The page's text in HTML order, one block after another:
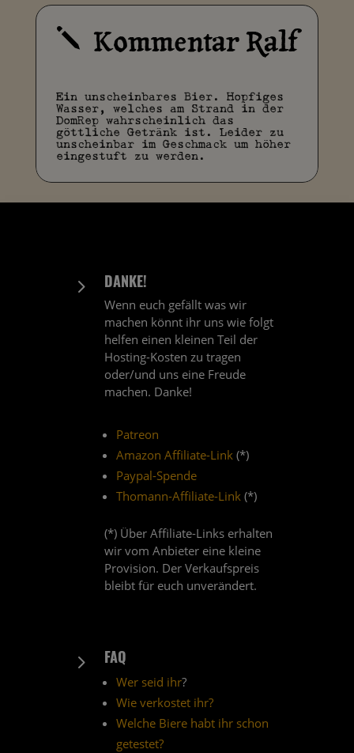
j Kommentar Ralf
Ein unscheinbares Bier. Hopfiges
Wasser, welches am Strand in der
DomRep wahrscheinlich das
göttliche Getränk ist. Leider zu
unscheinbar im Geschmack um höher
eingestuft zu werden.
5 DANKE!
Wenn euch gefällt was wir
machen könnt ihr uns wie folgt
helfen einen kleinen Teil der
Hosting-Kosten zu tragen
oder/und uns eine Freude
machen. Danke!
Patreon
Amazon Affiliate-Link(*)
Paypal-Spende
Thomann-Affiliate-Link(*)
(*) Über Affiliate-Links erhalten
wir vom Anbieter eine kleine
Provision. Der Verkaufspreis
bleibt für euch unverändert.
5 FAQ
Wer seid ihr?
Wie verkostet ihr?
Welche Biere habt ihr schon
getestet?